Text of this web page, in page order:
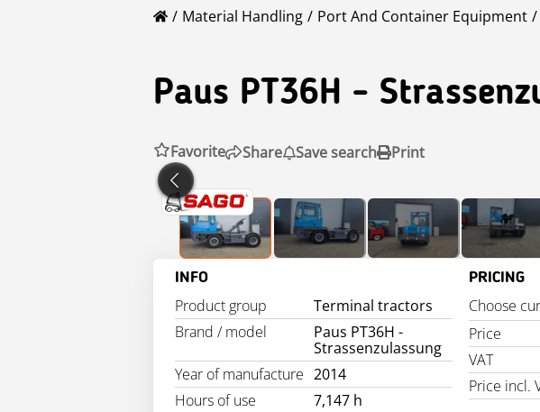
Material Handling Port And Container Equipment
Paus PT36H -
Favorite
Share Save search Print
INFO
Product group
Terminal tractors
Brand / model
Paus PT36H -
Strassenzulassung
Year of manufacture 2014
Hours of use
7,147 h
PRICING
Choose
Price
VAT
Price incl.